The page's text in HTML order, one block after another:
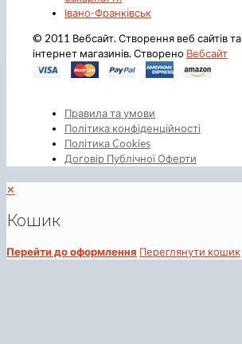
Івано-Франківськ
© 2011 Вебсайт. Створення веб сайтів та
інтернет магазинів. Створено Вебсайт
Правила та умови
Політика конфіденційності
Політика Cookies
Договір Публічної Оферти
✕
Кошик
Перейти до оформлення Переглянути кошик